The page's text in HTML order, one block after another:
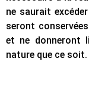
ne saurait
seront
et ne donneront
nature que ce soit.